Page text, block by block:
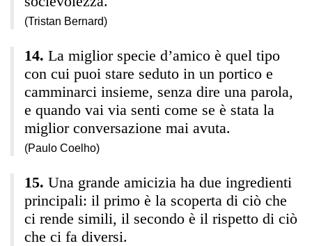
(Tristan Bernard)
La miglior specie d’amico è quel tipo
con cui puoi stare seduto in un portico e
camminarci insieme, senza dire una parola,
e quando vai via senti come se è stata la
miglior conversazione mai avuta.
(Paulo Coelho)
Una grande amicizia ha due ingredienti
principali: il primo è la scoperta di ciò che
ci rende simili, il secondo è il rispetto di ciò
che ci fa diversi.